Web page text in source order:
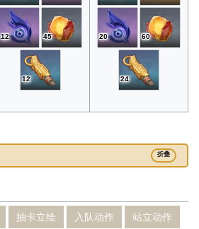
12 45
12
20 60
24
折叠
抽卡立绘 入队动作 站立动作